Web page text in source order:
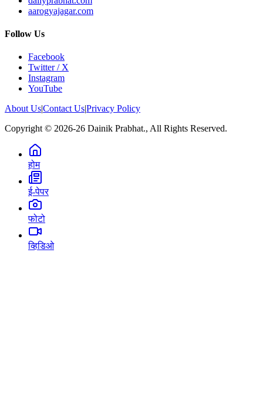
aarogyajagar.com
Follow Us
Facebook
Twitter / X
Instagram
YouTube
About Us|Contact Us|Privacy Policy
Copyright © 2026-26 Dainik Prabhat., All Rights Reserved.
होम
ई-पेपर
फोटो
व्हिडिओ